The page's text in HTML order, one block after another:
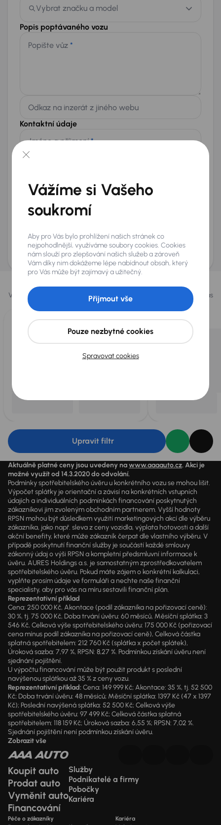
Vybrat značku a model
Popis poptávaného vozu
Popište vůz *
Odkaz na inzerát z jiného webu
Kontaktní údaje
Jméno a příjmení*
+420
E-mail*
Přeji si dostávat informace o atraktivních slevových
nabídkách
AURES Holdings a.s., se sídlem Dopraváků 874/15, Čimice, 184 00 Praha 8 bude
uchovávat a zpracovávat vaše osobní údaje v souladu se zásadami ochrany a
zpracováníosobních údajů.
Vybrali jsme pro vás
Vybíráme pro vás ty nejlepší vozy
z naší nabídky. Každý den pro vás
vykoupíme až 400 vozů
Upravit filtr
Aktuálně platné ceny jsou uvedeny nawww.aaaauto.cz. Akci je
možné využít od 14.3.2020 do odvolání.
Podmínky spotřebitelského úvěru u konkrétního vozu se mohou lišit.
Výpočet splátky je orientační a závisí na konkrétních vstupních
údajích a individuálních podmínkách financování poskytnutých
zákazníkovi jim zvoleným obchodním partnerem. Vyšší hodnoty
RPSN mohou být důsledkem využití marketingových akcí dle výběru
zákazníka, jako např. sleva z ceny vozidla, výplata hotovosti a další
akční benefity, které může zákazník čerpat dle vlastního výběru. V
případě poskytnutí finanční služby je součástí každé smlouvy
zákonný údaj o výši RPSN a kompletní předsmluvní informace k
úvěru. AURES Holdings a.s. je samostatným zprostředkovatelem
spotřebitelského úvěru. Pokud máte zájem o konkrétní kalkulaci,
vyplňte prosím údaje ve formuláři a nechte naše finanční
specialisty, aby pro vás na míru sestavili finanční plán.
Reprezentativní příklad
Cena: 250 000 Kč, Akontace (podíl zákazníka na pořizovací ceně):
30 %, tj. 75 000 Kč, Doba trvání úvěru: 60 měsíců, Měsíční splátka: 3
546 Kč, Celková výše spotřebitelského úvěru: 175 000 Kč (pořizovací
cena mínus podíl zákazníka na pořizovací ceně), Celková částka
splatná spotřebitelem: 212 760 Kč (splátka x počet splátek),
Úroková sazba: 7,97 %, RPSN: 8,27 %. Podmínkou získání úvěru není
sjednání pojištění.
U výpočtu financování může být použit produkt s poslední
navýšenou splátkou až 35 % z ceny vozu.
Reprezentativní příklad:Cena: 149 999 Kč; Akontace: 35 %, tj. 52 500
Kč; Doba trvání úvěru: 48 měsíců; Měsíční splátka: 1397 Kč (47 x 1397
Kč); Poslední navýšená splátka: 52 500 Kč; Celková výše
spotřebitelského úvěru: 97 499 Kč; Celková částka splatná
spotřebitelem: 118 159 Kč; Úroková sazba: 6,55 %; RPSN: 7,02 %.
Sjednání pojištění není podmínkou získání úvěru.
Zobrazit vše
Koupit auto
Prodat auto
Vyměnit auto
Financování
Služby
Podnikatelé a firmy
Pobočky
Kariéra
Péče o zákazníky Kariéra
Vážíme si Vašeho
soukromí
Aby pro Vás bylo prohlížení našich stránek co
nejpohodlnější, využíváme soubory cookies. Cookies
nám slouží pro zlepšování našich služeb a zároveň
Vám díky nim dokážeme lépe nabídnout obsah, který
pro Vás může být zajímavý a užitečný.
Spravovat cookies
Pouze nezbytné cookies
Přijmout vše